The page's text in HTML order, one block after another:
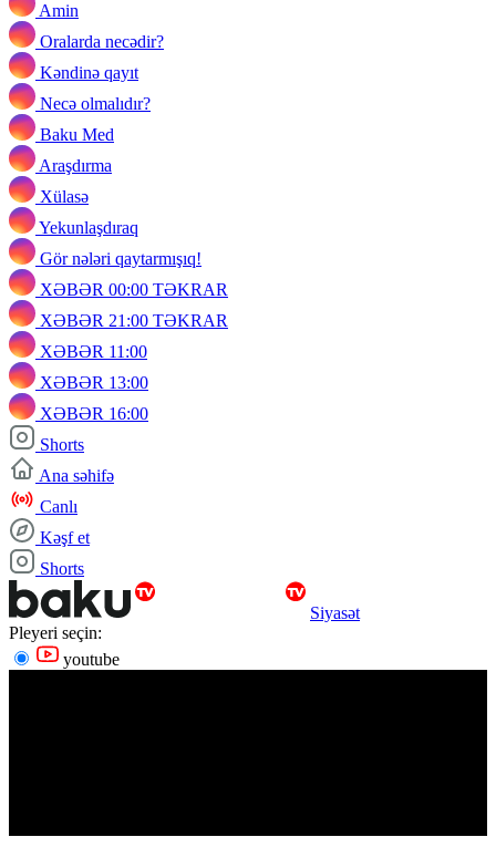
Amin
Oralarda necədir?
Kəndinə qayıt
Necə olmalıdır?
Baku Med
Araşdırma
Xülasə
Yekunlaşdıraq
Gör nələri qaytarmışıq!
XƏBƏR 00:00 TƏKRAR
XƏBƏR 21:00 TƏKRAR
XƏBƏR 11:00
XƏBƏR 13:00
XƏBƏR 16:00
Shorts
Ana səhifə
Canlı
Kəşf et
Shorts
Siyasət
Pleyeri seçin:
youtube